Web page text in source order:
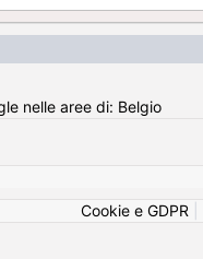
nelle aree di: Belgio
Cookie e GDPR